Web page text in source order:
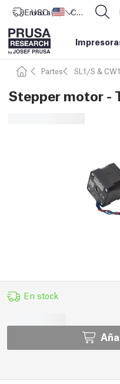
Envío a Estados
USD ($) CORE One L: ¡Ya disponible!
Partes SL1/S &
Stepper motor -
En stock